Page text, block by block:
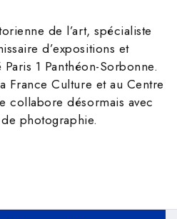
de l’art, spécialiste
d’expositions et
1 Panthéon-Sorbonne.
France Culture et au Centre
collabore désormais avec
photographie.